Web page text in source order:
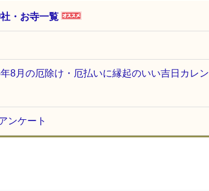
・お寺一覧
8月の厄除け・厄払いに縁起のいい吉日カレン
ンケート